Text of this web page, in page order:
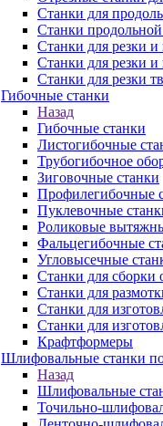
Станки для
Станки продольной
Станки для резки
Станки для резки
Станки для резки
Гибочные станки
Назад
Гибочные станки
Листогибочные
Трубогибочное
Зиговочные станки
Профилегибочные
Пуклевочные
Роликовые
Фальцегибочные
Угловысечные
Станки для сборки
Станки для
Станки для
Станки для
Крафтформеры
Шлифовальные станки
Назад
Шлифовальные
Точильно-